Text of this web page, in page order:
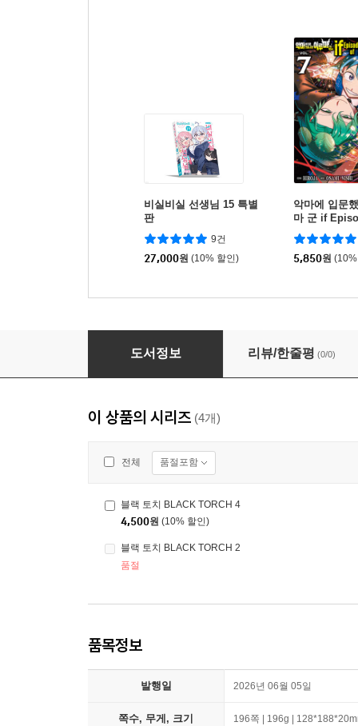
비실비실 선생님 15 특별
판
9건
27,000원 (10% 할인)
악마에 입문
마 군 if
아(魔fia) 7
5,850원
블랙 토치 BLACK TORCH 3
도서정보 리뷰/한줄평 (0/0)
이 상품의 시리즈 (4개)
전체 품절포함
블랙 토치 BLACK TORCH 4
4,500원 (10% 할인)
블랙 토치 BLACK TORCH 2
품절
품목정보
발행일 2026년 06월 05일
쪽수, 무게, 크기 196쪽 | 196g |